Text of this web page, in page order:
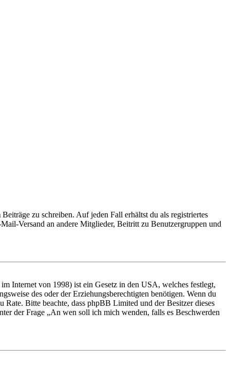
zu schreiben. Auf jeden Fall erhältst du als registriertes
Versand an andere Mitglieder, Beitritt zu Benutzergruppen und
Internet von 1998) ist ein Gesetz in den USA, welches festlegt,
des oder der Erziehungsberechtigten benötigen. Wenn du
Bitte beachte, dass phpBB Limited und der Besitzer dieses
der Frage „An wen soll ich mich wenden, falls es Beschwerden